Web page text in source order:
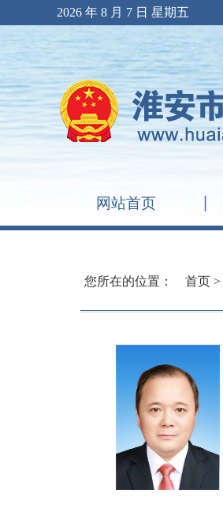
2026 年 8 月 7 日 星期五
网站首页
您所在的位置： 首页 >